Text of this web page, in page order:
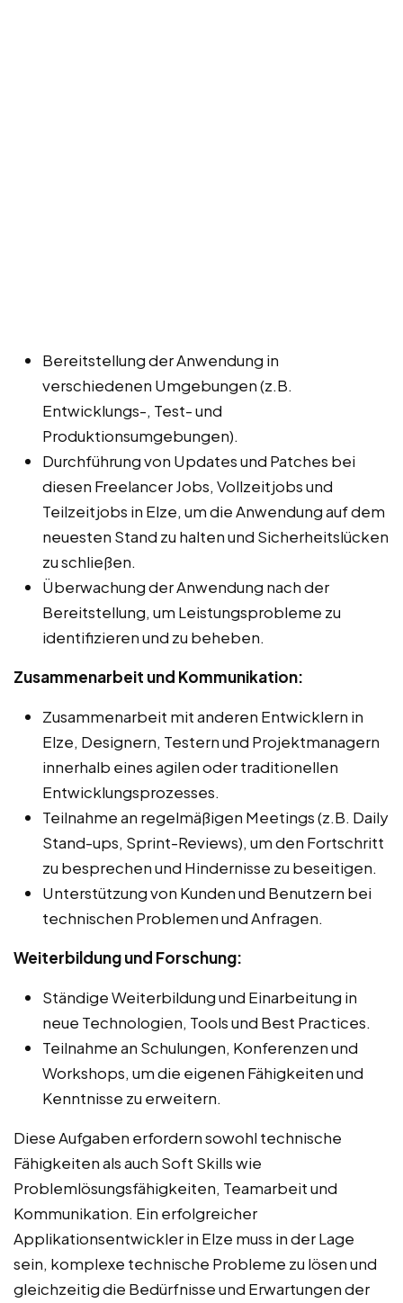
Bereitstellung der Anwendung in
verschiedenen Umgebungen (z.B.
Entwicklungs-, Test- und
Produktionsumgebungen).
Durchführung von Updates und Patches bei
diesen Freelancer Jobs, Vollzeitjobs und
Teilzeitjobs in Elze, um die Anwendung auf dem
neuesten Stand zu halten und Sicherheitslücken
zu schließen.
Überwachung der Anwendung nach der
Bereitstellung, um Leistungsprobleme zu
identifizieren und zu beheben.
Zusammenarbeit und Kommunikation:
Zusammenarbeit mit anderen Entwicklern in
Elze, Designern, Testern und Projektmanagern
innerhalb eines agilen oder traditionellen
Entwicklungsprozesses.
Teilnahme an regelmäßigen Meetings (z.B. Daily
Stand-ups, Sprint-Reviews), um den Fortschritt
zu besprechen und Hindernisse zu beseitigen.
Unterstützung von Kunden und Benutzern bei
technischen Problemen und Anfragen.
Weiterbildung und Forschung:
Ständige Weiterbildung und Einarbeitung in
neue Technologien, Tools und Best Practices.
Teilnahme an Schulungen, Konferenzen und
Workshops, um die eigenen Fähigkeiten und
Kenntnisse zu erweitern.
Diese Aufgaben erfordern sowohl technische
Fähigkeiten als auch Soft Skills wie
Problemlösungsfähigkeiten, Teamarbeit und
Kommunikation. Ein erfolgreicher
Applikationsentwickler in Elze muss in der Lage
sein, komplexe technische Probleme zu lösen und
gleichzeitig die Bedürfnisse und Erwartungen der